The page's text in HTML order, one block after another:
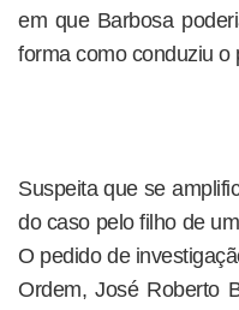
em que Barbosa
forma como conduziu o
Suspeita que se
do caso pelo filho de
O pedido de
Ordem, José Roberto